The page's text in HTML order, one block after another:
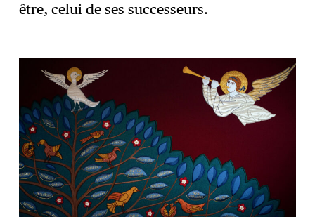
être, celui de ses successeurs.